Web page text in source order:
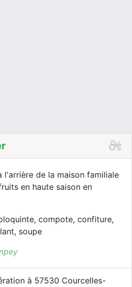
l'arrière de la maison familiale
en haute saison en
compote, confiture,
soupe
à 57530 Courcelles-